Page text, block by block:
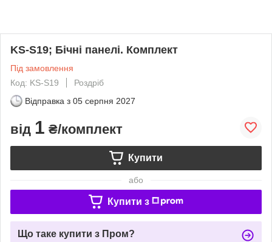
KS-S19; Бічні панелі. Комплект
Під замовлення
Код: KS-S19
Роздріб
Відправка з 05 серпня 2027
від 1 ₴/комплект
Купити
або
Купити з
Що таке купити з Пром?